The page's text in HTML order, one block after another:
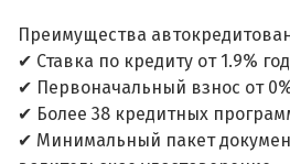
Преимущества
✔ Ставка по кредиту от 1.9%
✔ Первоначальный взнос от
✔ Более 38 кредитных
✔ Минимальный пакет